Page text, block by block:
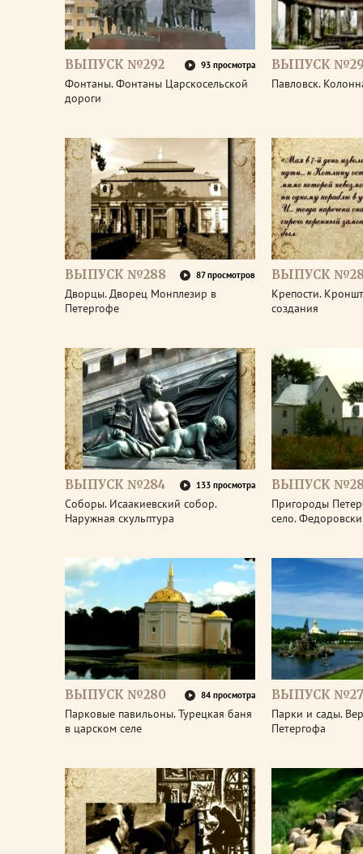
ВЫПУСК №292 93 просмотра
Фонтаны. Фонтаны Царскосельской
дороги
ВЫПУСК
Павловск.
ВЫПУСК №288 87 просмотров
Дворцы. Дворец Монплезир в
Петергофе
ВЫПУСК
Крепости.
создания
ВЫПУСК №284 133 просмотра
Соборы. Исаакиевский собор.
Наружная скульптура
ВЫПУСК
Пригороды
село.
ВЫПУСК №280 84 просмотра
Парковые павильоны. Турецкая баня
в царском селе
ВЫПУСК
Парки и сады.
Петергофа